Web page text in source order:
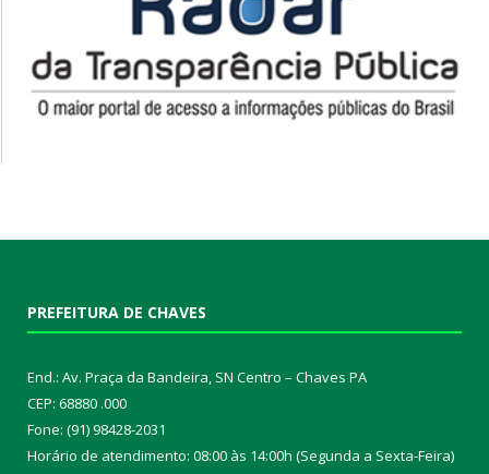
PREFEITURA DE CHAVES
End.: Av. Praça da Bandeira, SN Centro – Chaves PA
CEP: 68880 .000
Fone: (91) 98428-2031
Horário de atendimento: 08:00 às 14:00h (Segunda a Sexta-Feira)